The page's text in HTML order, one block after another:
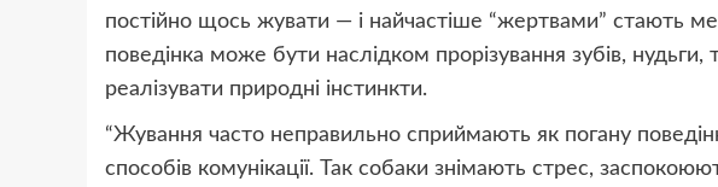
постійно щось жувати — і найчастіше “жертвами” стають
поведінка може бути наслідком прорізування зубів,
реалізувати природні інстинкти.
“Жування часто неправильно сприймають як погану
способів комунікації. Так собаки знімають стрес,